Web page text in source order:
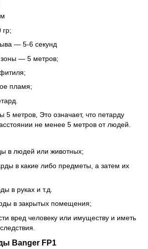
― 5-6 секунд
― 5 метров;
пламя;
5 метров, Это означает, что петарду
не менее 5 метров от людей.
в людей или животных;
в какие либо предметы, а затем их
в руках и т.д.
в закрытых помещения;
вред человеку или имуществу и иметь
Banger FP1